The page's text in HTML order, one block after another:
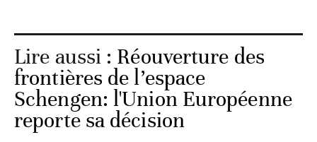
Lire aussi : Réouverture des
frontières de l’espace
Schengen: l'Union Européenne
reporte sa décision